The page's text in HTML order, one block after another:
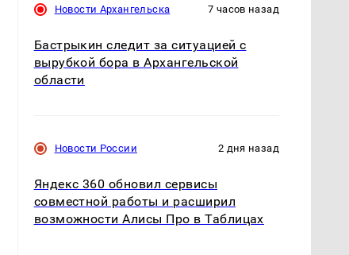
Новости Архангельска 7 часов назад
Бастрыкин следит за ситуацией с
вырубкой бора в Архангельской
области
Новости России 2 дня назад
Яндекс 360 обновил сервисы
совместной работы и расширил
возможности Алисы Про в Таблицах